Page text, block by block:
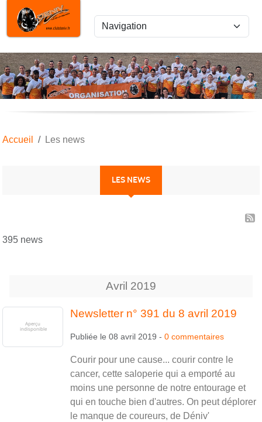
Accueil Les news
LES NEWS
395 news
Avril 2019
Newsletter n° 391 du 8 avril 2019
Publiée le 08 avril 2019 - 0 commentaires
Courir pour une cause... courir contre le
cancer, cette saloperie qui a emporté au
moins une personne de notre entourage et
qui en touche bien d'autres. On peut déplorer
le manque de coureurs, de Déniv'
Panneau de gestion des cookies